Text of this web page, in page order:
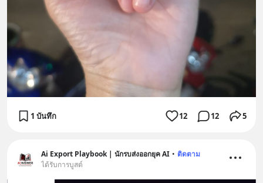
1 บันทึก 12 12 5
Ai Export Playbook | นักรบส่งออกยุค AI • ติดตาม
ได้รับการบูสต์